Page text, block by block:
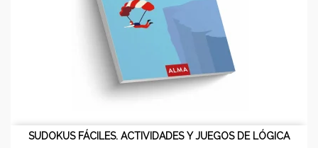
SUDOKUS FÁCILES. ACTIVIDADES Y JUEGOS DE LÓGICA